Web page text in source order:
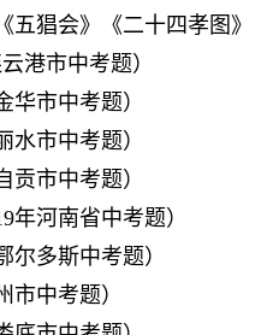
五猖会》《二十四孝图》
港市中考题）
华市中考题）
水市中考题）
贡市中考题）
年河南省中考题）
尔多斯中考题）
市中考题）